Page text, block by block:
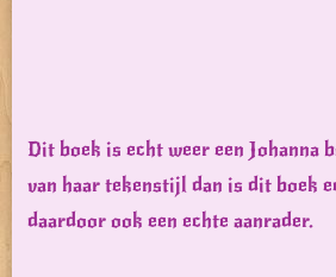
Dit boek is echt weer een Johanna
van haar tekenstijl dan is dit boek
daardoor ook een echte aanrader.